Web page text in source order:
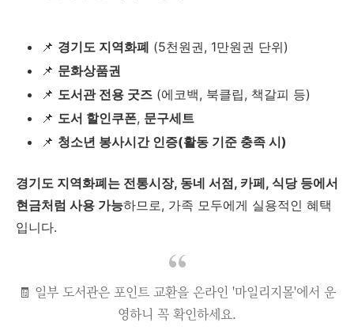
📌 경기도 지역화폐 (5천원권, 1만원권 단위)
📌 문화상품권
📌 도서관 전용 굿즈 (에코백, 북클립, 책갈피 등)
📌 도서 할인쿠폰, 문구세트
📌 청소년 봉사시간 인증(활동 기준 충족 시)
경기도 지역화폐는 전통시장, 동네 서점, 카페, 식당 등에서
현금처럼 사용 가능하므로, 가족 모두에게 실용적인 혜택
입니다.
🧾 일부 도서관은 포인트 교환을 온라인 '마일리지몰'에서 운
영하니 꼭 확인하세요.